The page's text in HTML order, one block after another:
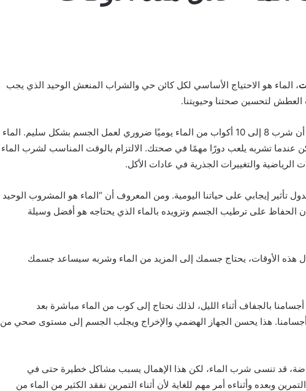
، الماء هو الاحتياج الأساسي لكل كائن حي والشراب المنعش الوحيد الذي يجب
لتحسين صحتنا وحيويتنا.
يجب أن تكون قد سمعت عدة مرات أن شرب 8 إلى 10 أكواب من الماء يوميًا ضروري لعمل الجسم بشكل سليم. الماء
عندما تشربه يلعب دورًا مهمًا في صحتك. الالتزام بالوقت المناسب لشرب الماء
الرياضية والتغييرات الجذرية في عادات الأكل.
تأثير إيجابي على حياتنا اليومية. ومن المعروف أن “الماء هو المشروب الوحيد
الحفاظ على ترطيب الجسم وتزويده بالماء الذي يحتاجه هو أفضل وسيلة
خلال هذه الأوقات، يحتاج جسمك إلى المزيد من الماء وشربه سيساعد جسمك
بالجفاف أثناء الليل، لذلك نحتاج إلى كوب من الماء مباشرة بعد
هذا يحسن الجهاز الهضمي والإخراج ويجلب الجسم إلى مستوى صحي من
قد تنسى شرب الماء، لكن هذا الإهمال يسبب مشاكل خطيرة حتى في
وبعده وأثناءه أمر مهم للغاية لأن أثناء التمرين نفقد الكثير من الماء من